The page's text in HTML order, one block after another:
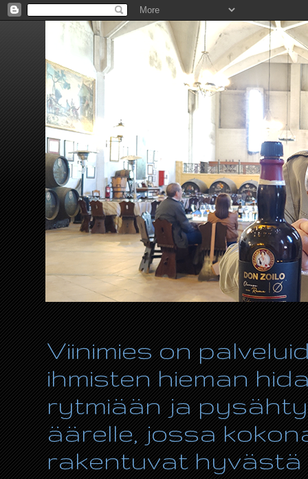
Viinimies on
ihmisten hieman
rytmiään ja
äärelle, jossa
rakentuvat hyvästä